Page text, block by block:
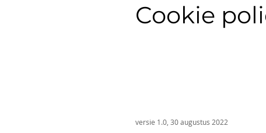
Cookie
versie 1.0, 30 augustus 2022